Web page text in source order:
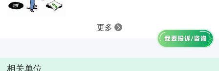
更多
相关单位